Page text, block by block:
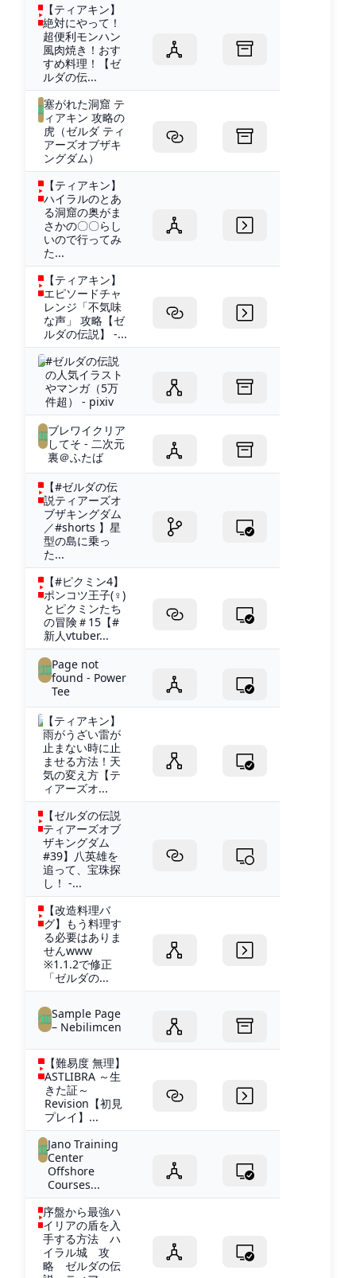
【ティアキン】
絶対にやって！
超便利モンハン
風肉焼き！おす
すめ料理！【ゼ
ルダの伝...
塞がれた洞窟 テ
ィアキン 攻略の
虎（ゼルダ ティ
アーズオブザキ
ングダム）
【ティアキン】
ハイラルのとあ
る洞窟の奥がま
さかの〇〇らし
いので行ってみ
た...
【ティアキン】
エピソードチャ
レンジ「不気味
な声」 攻略【ゼ
ルダの伝説】 -...
#ゼルダの伝説
の人気イラスト
やマンガ（5万
件超） - pixiv
ブレワイクリア
してそ - 二次元
裏＠ふたば
【#ゼルダの伝
説ティアーズオ
ブザキングダム
／#shorts 】星
型の島に乗っ
た...
【#ピクミン4】
ポンコツ王子(♀)
とピクミンたち
の冒険＃15【#
新人vtuber...
Page not
found - Power
Tee
【ティアキン】
雨がうざい雷が
止まない時に止
ませる方法！天
気の変え方【テ
ィアーズオ...
【ゼルダの伝説
ティアーズオブ
ザキングダム
#39】八英雄を
追って、宝珠探
し！ -...
【改造料理バ
グ】もう料理す
る必要はありま
せんwww
※1.1.2で修正
「ゼルダの...
Sample Page
– Nebilimcen
【難易度 無理】
ASTLIBRA ～生
きた証～
Revision【初見
プレイ】...
Jano Training
Center
Offshore
Courses...
序盤から最強ハ
イリアの盾を入
手する方法 ハ
イラル城 攻
略 ゼルダの伝